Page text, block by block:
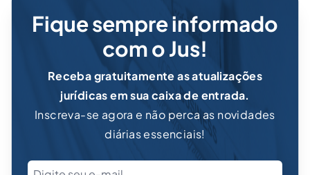
Fique sempre informado
com o Jus!
Receba gratuitamente as atualizações
jurídicas em sua caixa de entrada.
Inscreva-se agora e não perca as novidades
diárias essenciais!